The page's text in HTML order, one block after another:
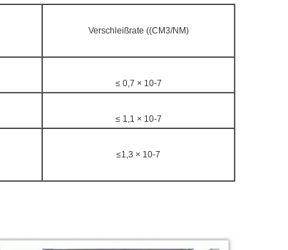
Verschleißrate ((CM3/NM)
≤ 0,7 × 10-7
≤ 1,1 × 10-7
≤1,3 × 10-7